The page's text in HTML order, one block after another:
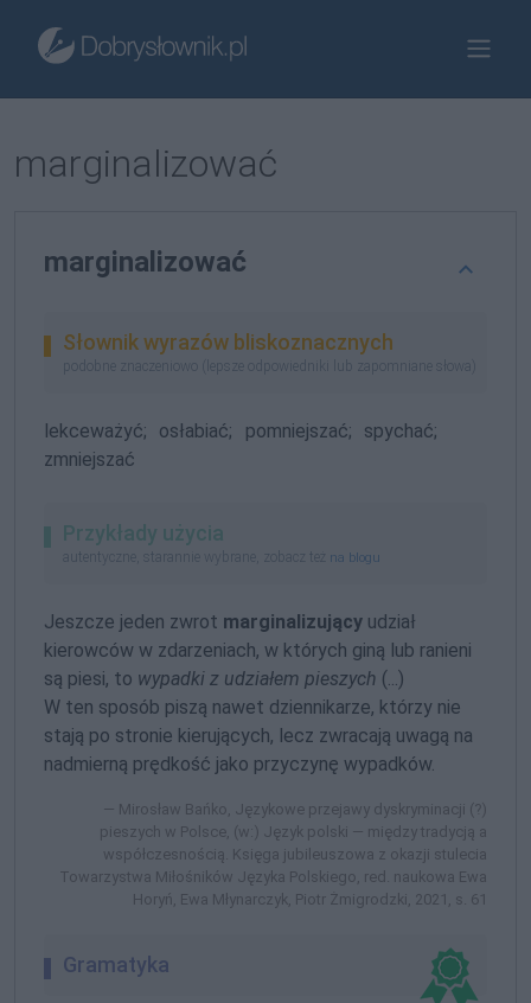
marginalizować
marginalizować
Słownik wyrazów bliskoznacznych
podobne znaczeniowo (lepsze odpowiedniki lub zapomniane słowa)
lekceważyć; osłabiać; pomniejszać;
spychać;
zmniejszać
Przykłady użycia
autentyczne, starannie wybrane, zobacz też na blogu
Jeszcze jeden zwrot marginalizujący udział
kierowców w zdarzeniach, w których giną lub ranieni
są piesi, to wypadki z udziałem pieszych (...)
W ten sposób piszą nawet dziennikarze, którzy nie
stają po stronie kierujących, lecz zwracają uwagą na
nadmierną prędkość jako przyczynę wypadków.
Mirosław Bańko, Językowe przejawy dyskryminacji (?)
pieszych w Polsce, (w:) Język polski — między tradycją a
współczesnością. Księga jubileuszowa z okazji stulecia
Towarzystwa Miłośników Języka Polskiego, red. naukowa Ewa
Horyń, Ewa Młynarczyk, Piotr Żmigrodzki, 2021, s. 61
Gramatyka